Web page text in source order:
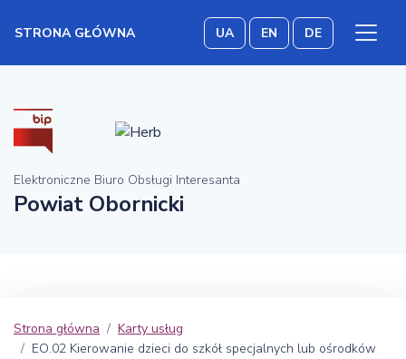
STRONA GŁÓWNA UA EN DE
Elektroniczne Biuro Obsługi Interesanta
Powiat Obornicki
Strona główna
Karty usług
EO.02 Kierowanie dzieci do szkół specjalnych lub ośrodków